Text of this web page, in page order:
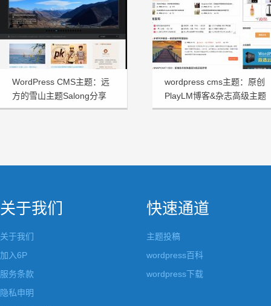
WordPress CMS主题：远
方的雪山主题Salong分享
wordpress cms主题：原创
PlayLM博客&杂志高级主题
关于我们
关于我们
加入6P
服务条款
隐私申明
快速通道
主题投稿
wordpress百科
wordpress下载